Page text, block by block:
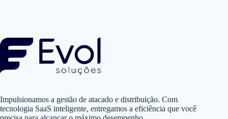
Impulsionamos a gestão de atacado e distribuição. Com
tecnologia SaaS inteligente, entregamos a eficiência que você